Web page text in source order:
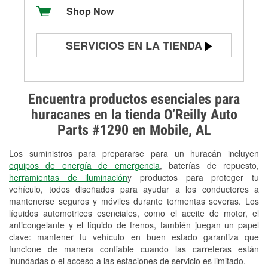
Encuentra productos esenciales para
huracanes en la tienda O’Reilly Auto
Parts #1290 en Mobile, AL
Los suministros para prepararse para un huracán incluyen
equipos de energía de emergencia, baterías de repuesto,
herramientas de iluminacióny productos para proteger tu
vehículo, todos diseñados para ayudar a los conductores a
mantenerse seguros y móviles durante tormentas severas. Los
líquidos automotrices esenciales, como el aceite de motor, el
anticongelante y el líquido de frenos, también juegan un papel
clave: mantener tu vehículo en buen estado garantiza que
funcione de manera confiable cuando las carreteras están
inundadas o el acceso a las estaciones de servicio es limitado.
Shop Now
SERVICIOS EN LA TIENDA
Prueba de alternadores y
arrancadores
Revisión de la luz "Check Engine"
Reciclaje de baterías y aceite
Instalación de bombillas de faros
Instalación de limpiaparabrisas
Programa de Préstamo de
Herramientas
Rectificación de tambores y discos de